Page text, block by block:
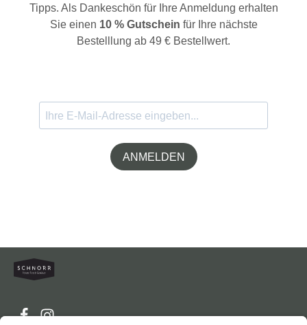
Tipps. Als Dankeschön für Ihre Anmeldung erhalten
Sie einen 10 % Gutschein für Ihre nächste
Bestelllung ab 49 € Bestellwert.
ANMELDEN